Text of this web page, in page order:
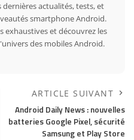
actualités, tests, et
smartphone Android.
exhaustives et découvrez les
des mobiles Android.
ARTICLE SUIVANT
Android Daily News : nouvelles
batteries Google Pixel, sécurité
Samsung et Play Store